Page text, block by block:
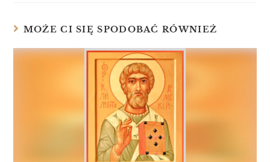
MOŻE CI SIĘ SPODOBAĆ RÓWNIEŻ